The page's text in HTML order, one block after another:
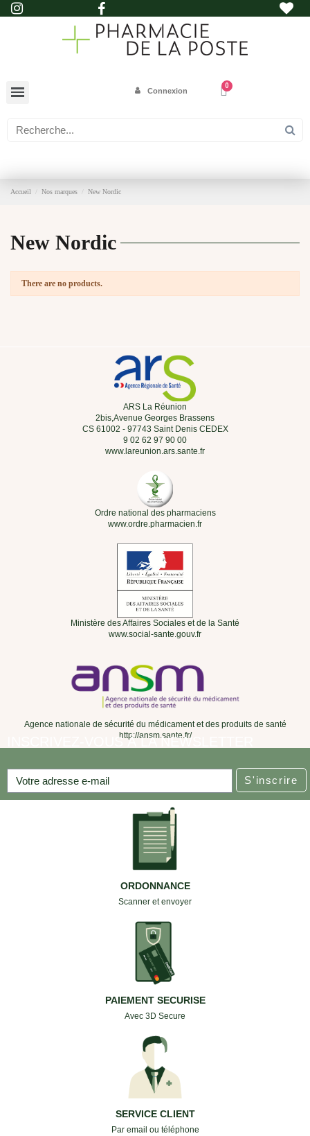
Connexion
Accueil Nos marques New Nordic
New Nordic
There are no products.
ARS La Réunion
2bis,Avenue Georges Brassens
CS 61002 - 97743 Saint Denis CEDEX
9 02 62 97 90 00
www.lareunion.ars.sante.fr
Ordre national des pharmaciens
www.ordre.pharmacien.fr
Ministère des Affaires Sociales et de la Santé
www.social-sante.gouv.fr
Agence nationale de sécurité du médicament et des produits de santé
http://ansm.sante.fr/
INSCRIVEZ-VOUS À LA NEWSLETTER
S'inscrire
ORDONNANCE
Scanner et envoyer
PAIEMENT SECURISE
Avec 3D Secure
SERVICE CLIENT
Par email ou téléphone